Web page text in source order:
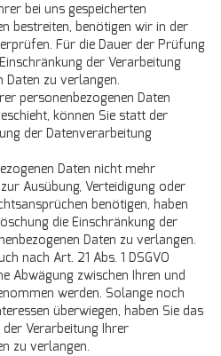
bei uns gespeicherten
bestreiten, benötigen wir in der
Für die Dauer der Prüfung
der Verarbeitung
Daten zu verlangen.
personenbezogenen Daten
können Sie statt der
der Datenverarbeitung
Daten nicht mehr
Ausübung, Verteidigung oder
benötigen, haben
die Einschränkung der
Daten zu verlangen.
nach Art. 21 Abs. 1 DSGVO
Abwägung zwischen Ihren und
werden. Solange noch
überwiegen, haben Sie das
der Verarbeitung Ihrer
zu verlangen.